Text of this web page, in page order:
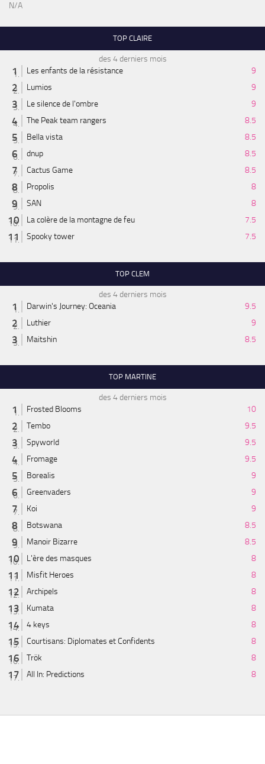
N/A
TOP CLAIRE
des 4 derniers mois
Les enfants de la résistance
9
Lumios
9
Le silence de l'ombre
9
The Peak team rangers
8.5
Bella vista
8.5
dnup
8.5
Cactus Game
8.5
Propolis
8
SAN
8
La colère de la montagne de feu
7.5
Spooky tower
7.5
TOP CLEM
des 4 derniers mois
Darwin's Journey: Oceania
9.5
Luthier
9
Maitshin
8.5
TOP MARTINE
des 4 derniers mois
Frosted Blooms
10
Tembo
9.5
Spyworld
9.5
Fromage
9.5
Borealis
9
Greenvaders
9
Koi
9
Botswana
8.5
Manoir Bizarre
8.5
L'ère des masques
8
Misfit Heroes
8
Archipels
8
Kumata
8
4 keys
8
Courtisans: Diplomates et Confidents
8
Trök
8
All In: Predictions
8